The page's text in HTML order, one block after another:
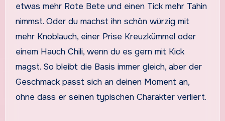
etwas mehr Rote Bete und einen Tick mehr Tahin
nimmst. Oder du machst ihn schön würzig mit
mehr Knoblauch, einer Prise Kreuzkümmel oder
einem Hauch Chili, wenn du es gern mit Kick
magst. So bleibt die Basis immer gleich, aber der
Geschmack passt sich an deinen Moment an,
ohne dass er seinen typischen Charakter verliert.